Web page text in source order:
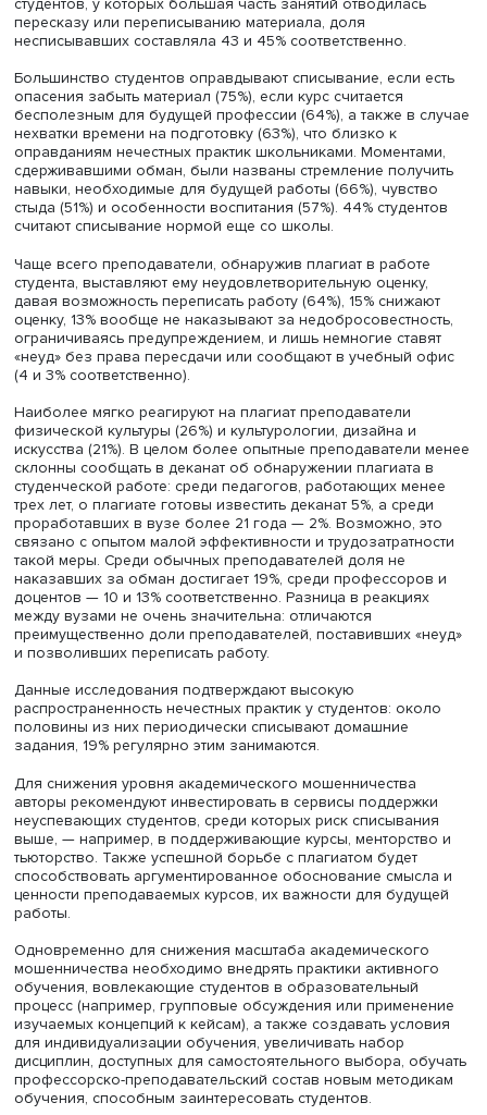
мошенничества среди студентов вузов разных типов не
отмечается. К списыванию чаще прибегают студенты,
вуза и направления подготовки. Среди учащихся,
удовлетворенных качеством образования, 55% не
нечестные практики, а среди недовольных уровнем
— 34%. Среди последних доля списывающих почти
день втрое выше: 15% против 5% у удовлетворенных
качеством образования.
Частота списывания сильно отличается в зависимости
нечестным практикам при преобладании пассивных
обучения (пересказ и переписывание материала). К
видам учебы относится участие в обсуждениях и
теоретических концепций к кейсам. Наиболее высокие
не прибегающих к плагиату наблюдаются среди
которых более 70% времени семинаров и практических
применению теоретических концепций к кейсам (48%). У
студентов, у которых большая часть занятий
пересказу или переписыванию материала, доля
несписывавших составляла 43 и 45% соответственно.
Большинство студентов оправдывают списывание, если
опасения забыть материал (75%), если курс считается
бесполезным для будущей профессии (64%), а также в
нехватки времени на подготовку (63%), что близко к
оправданиям нечестных практик школьниками.
сдерживавшими обман, были названы стремление
навыки, необходимые для будущей работы (66%),
считают списывание нормой еще со школы.
Чаще всего преподаватели, обнаружив плагиат в
давая возможность переписать работу (64%), 15%
оценку, 13% вообще не наказывают за
ограничиваясь предупреждением, и лишь немногие
«неуд» без права пересдачи или сообщают в учебный
(4 и 3% соответственно).
Наиболее мягко реагируют на плагиат преподаватели
искусства (21%). В целом более опытные
склонны сообщать в деканат об обнаружении
студенческой работе: среди педагогов, работающих
трех лет, о плагиате готовы известить деканат 5%, а
проработавших в вузе более 21 года — 2%. Возможно,
связано с опытом малой эффективности и
такой меры. Среди обычных преподавателей доля не
наказавших за обман достигает 19%, среди